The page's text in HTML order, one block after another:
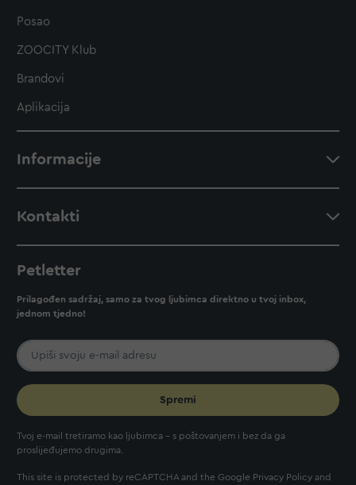
Posao
ZOOCITY Klub
Brandovi
Aplikacija
Informacije
Kontakti
Petletter
Prilagođen sadržaj, samo za tvog ljubimca direktno u tvoj inbox,
jednom tjedno!
Spremi
Tvoj e-mail tretiramo kao ljubimca - s poštovanjem i bez da ga
proslijeđujemo drugima.
This site is protected by reCAPTCHA and the Google Privacy Policy and